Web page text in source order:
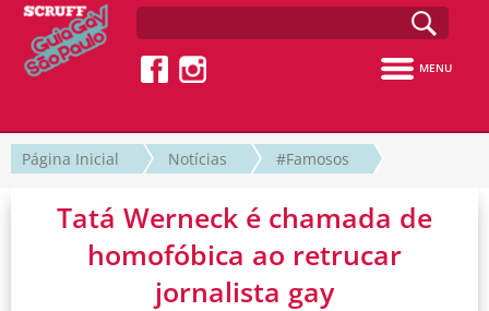
MENU
Página Inicial Notícias #Famosos
Tatá Werneck é chamada de
homofóbica ao retrucar
jornalista gay